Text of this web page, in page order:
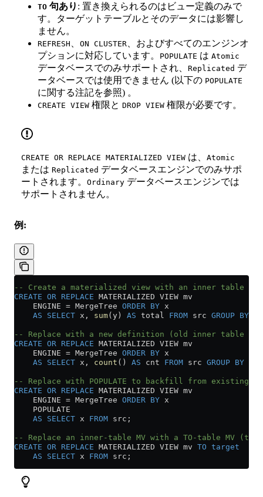
TO 句あり : 置き換えられるのはビュー定義のみで
す。ターゲットテーブルとそのデータには影響し
ません。
REFRESH ON CLUSTER 、およびすべてのエンジンオ
プションに対応しています。
POPULATE は Atomic
データベースでのみサポートされ、 Replicated デ
ータベースでは使用できません (以下の POPULATE
に関する注記を参照) 。
CREATE VIEW 権限と DROP VIEW 権限が必要です。
CREATE OR REPLACE MATERIALIZED VIEW は、 Atomic
または Replicated データベースエンジンでのみサポ
ートされます。 Ordinary データベースエンジンでは
サポートされません。
例:
-- Create a materialized view with an inner table
CREATE OR REPLACE MATERIALIZED VIEW mv
    ENGINE
= MergeTree ORDER BY x
    AS
SELECT x, sum(y) AS total FROM src GROUP BY
-- Replace with a new definition (old inner table
CREATE OR REPLACE MATERIALIZED VIEW mv
    ENGINE
= MergeTree ORDER BY x
    AS
SELECT x, count () AS cnt FROM src GROUP BY
-- Replace with POPULATE to backfill from existing
CREATE OR REPLACE MATERIALIZED VIEW mv
    ENGINE
= MergeTree ORDER BY x
    POPULATE
    AS
SELECT x FROM src;
-- Replace an inner-table MV with a TO-table MV
CREATE OR REPLACE MATERIALIZED VIEW mv TO target
    AS
SELECT x FROM src;